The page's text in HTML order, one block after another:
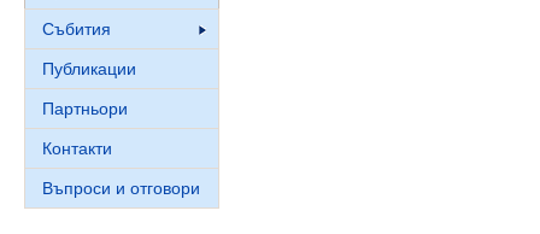
Събития
Публикации
Партньори
Контакти
Въпроси и отговори